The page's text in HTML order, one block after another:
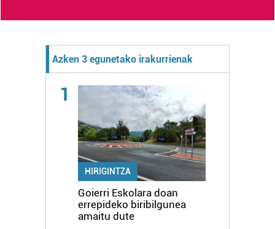
Azken 3 egunetako irakurrienak
1
HIRIGINTZA
Goierri Eskolara doan
errepideko biribilgunea
amaitu dute